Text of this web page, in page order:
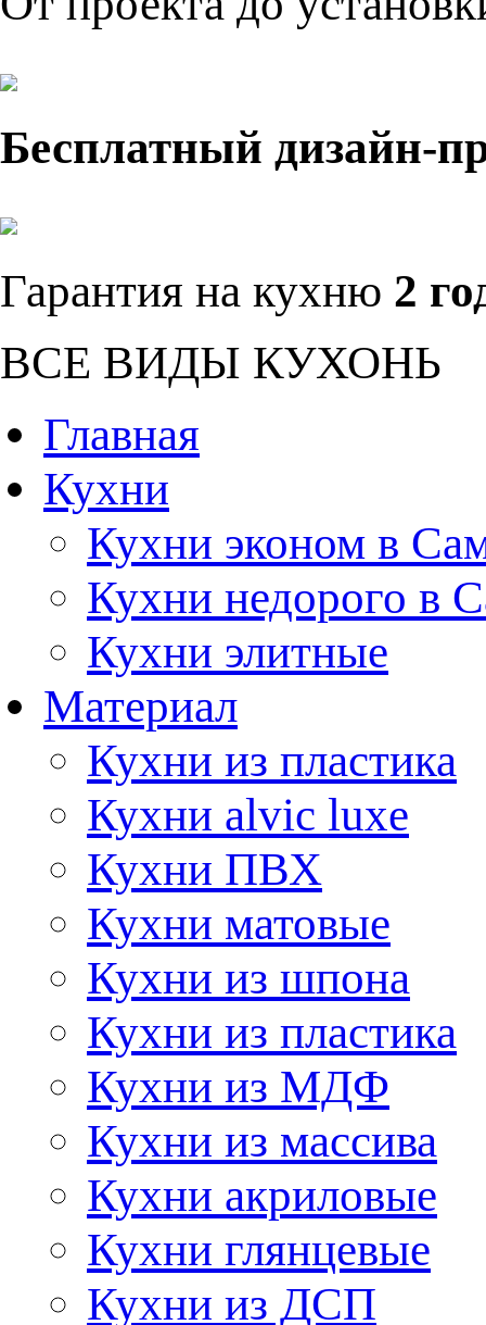
Бесплатный дизайн-
Гарантия на кухню 2
ВСЕ ВИДЫ КУХОНЬ
Главная
Кухни
Кухни эконом в
Кухни недорого в
Кухни элитные
Материал
Кухни из пластика
Кухни alvic luxe
Кухни ПВХ
Кухни матовые
Кухни из шпона
Кухни из пластика
Кухни из МДФ
Кухни из массива
Кухни акриловые
Кухни глянцевые
Кухни из ДСП